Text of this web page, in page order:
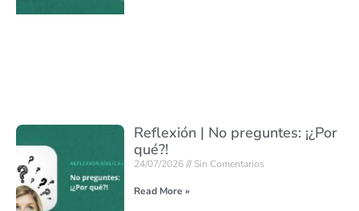
Reflexión | No preguntes: ¡¿Por
qué?!
24/07/2026 Sin Comentarios
Read More »